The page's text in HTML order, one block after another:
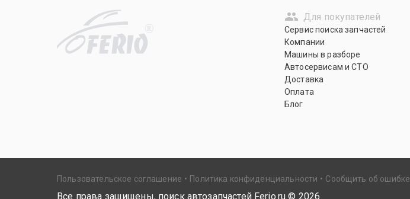
R
Для покупателей
Сервис поиска запчастей
Компании
Машины в разборе
Автосервисам и СТО
Доставка
Оплата
Блог
Пользовательское соглашение Политика конфиденциальности Сообщить об ошибке
Все права защищены, поиск автозапчастей Ferio.ru © 2026